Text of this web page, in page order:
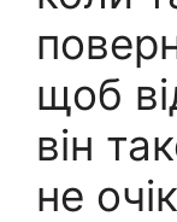
щоб
він
не